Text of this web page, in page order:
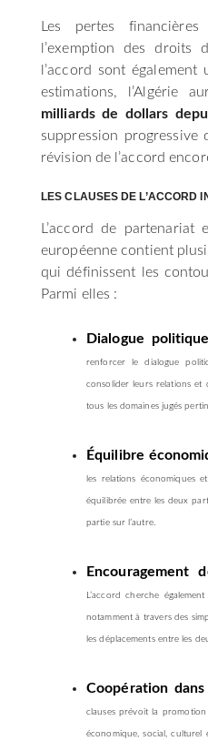
Les pertes
l’exemption des droits
l’accord sont
estimations, l’Algérie
milliards de dollars
suppression
révision de l’accord
LES CLAUSES DE L’ACCORD
L’accord de partenariat
européenne contient
qui définissent les
Parmi elles :
Dialogue politique
renforcer le dialogue
consolider leurs relations
tous les domaines jugés
Équilibre
les relations économiques
équilibrée entre les deux
partie sur l’autre.
Encouragement
L’accord cherche
notamment à travers des
les déplacements entre les
Coopération
clauses prévoit la
économique, social,